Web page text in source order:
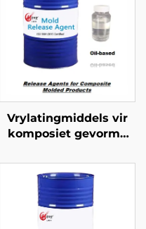
Vrylatingmiddels vir
komposiet gevorme